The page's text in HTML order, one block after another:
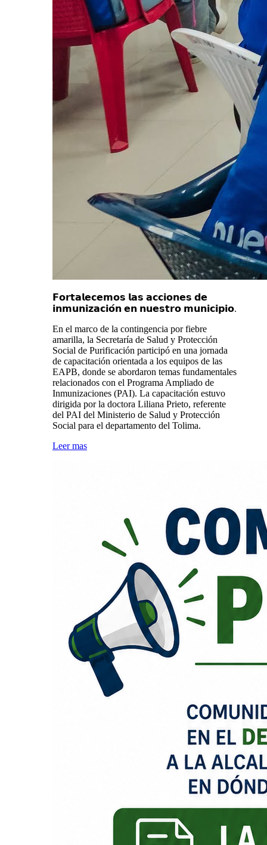
𝗙𝗼𝗿𝘁𝗮𝗹𝗲𝗰𝗲𝗺𝗼𝘀 𝗹𝗮𝘀 𝗮𝗰𝗰𝗶𝗼𝗻𝗲𝘀 𝗱𝗲
𝗶𝗻𝗺𝘂𝗻𝗶𝘇𝗮𝗰𝗶𝗼́𝗻 𝗲𝗻 𝗻𝘂𝗲𝘀𝘁𝗿𝗼 𝗺𝘂𝗻𝗶𝗰𝗶𝗽𝗶𝗼.
En el marco de la contingencia por fiebre
amarilla, la Secretaría de Salud y Protección
Social de Purificación participó en una jornada
de capacitación orientada a los equipos de las
EAPB, donde se abordaron temas fundamentales
relacionados con el Programa Ampliado de
Inmunizaciones (PAI). La capacitación estuvo
dirigida por la doctora Liliana Prieto, referente
del PAI del Ministerio de Salud y Protección
Social para el departamento del Tolima.
Leer mas